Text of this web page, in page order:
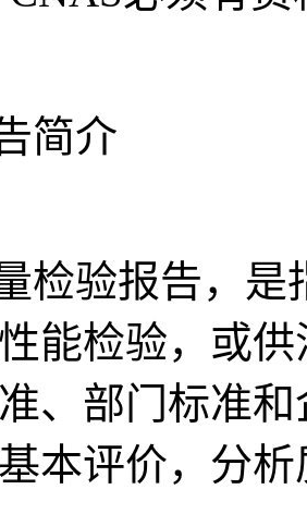
简介
检验报告，
能检验，或
准、部门标准
本评价，分